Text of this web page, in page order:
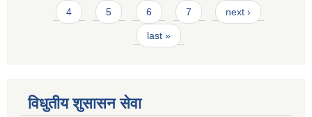
4 5 6 7 next ›
last »
विधुतीय शुसासन सेवा